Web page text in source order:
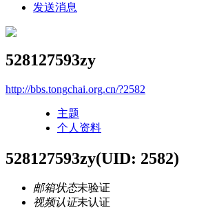
发送消息
528127593zy
http://bbs.tongchai.org.cn/?2582
主题
个人资料
528127593zy(UID: 2582)
邮箱状态未验证
视频认证未认证